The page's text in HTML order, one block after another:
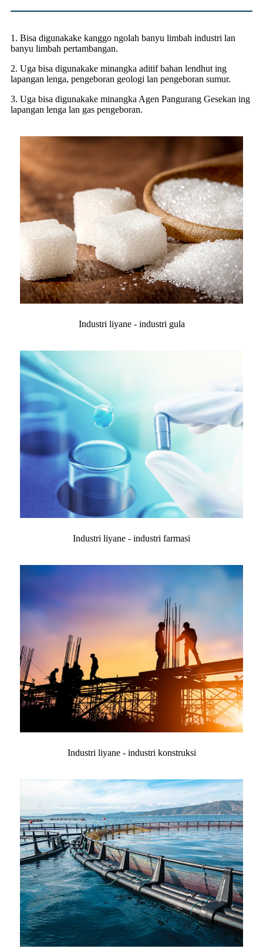
1. Bisa digunakake kanggo ngolah banyu limbah industri lan
banyu limbah pertambangan.
2. Uga bisa digunakake minangka aditif bahan lendhut ing
lapangan lenga, pengeboran geologi lan pengeboran sumur.
3. Uga bisa digunakake minangka Agen Pangurang Gesekan ing
lapangan lenga lan gas pengeboran.
Industri liyane - industri gula
Industri liyane - industri farmasi
Industri liyane - industri konstruksi